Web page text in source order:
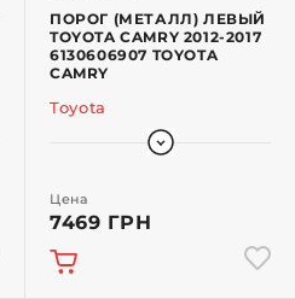
ПОРОГ (МЕТАЛЛ) ЛЕВЫЙ
TOYOTA CAMRY 2012-2017
6130606907 TOYOTA
CAMRY
Toyota
Цена
7469 ГРН